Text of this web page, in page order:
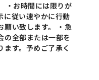
・お時間には限りが
に従い速やかに行動
願い致します。 ・急
の全部または一部を
ます。予めご了承く